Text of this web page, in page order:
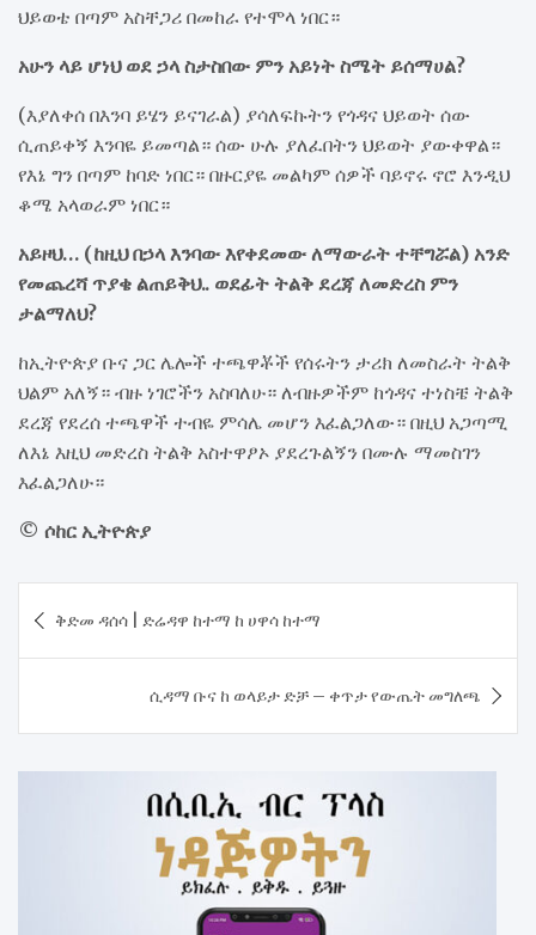
ህይወቴ በጣም አስቸጋሪ በመከራ የተሞላ ነበር።
አሁን ላይ ሆነህ ወደ ኃላ ስታስበው ምን አይነት ስሜት ይሰማሀል?
(እያለቀሰ በእንባ ይሄን ይናገራል) ያሳለፍኩትን የጎዳና ህይወት ሰው
ሲጠይቀኝ እንባዬ ይመጣል። ሰው ሁሉ ያለፈበትን ህይወት ያውቀዋል።
የእኔ ግን በጣም ከባድ ነበር። በዙርያዬ መልካም ሰዎች ባይኖሩ ኖሮ እንዲህ
ቆሜ አላወራም ነበር።
አይዞህ… (ከዚህ በኃላ እንባው እየቀደመው ለማውራት ተቸግሯል) አንድ
የመጨረሻ ጥያቄ ልጠይቅህ.. ወደፊት ትልቅ ደረጃ ለመድረስ ምን
ታልማለህ?
ከኢትዮጵያ ቡና ጋር ሌሎች ተጫዋቾች የሰሩትን ታሪክ ለመስራት ትልቅ
ህልም አለኝ። ብዙ ነገሮችን አስባለሁ። ለብዙዎችም ከጎዳና ተነስቼ ትልቅ
ደረጃ የደረሰ ተጫዋች ተብዬ ምሳሌ መሆን እፈልጋለው። በዚህ አጋጣሚ
ለእኔ እዚህ መድረስ ትልቅ አስተዋፆኦ ያደረጉልኝን በሙሉ ማመስገን
እፈልጋለሁ።
© ሶከር ኢትዮጵያ
navigation
ቅድመ ዳሰሳ | ድሬዳዋ ከተማ ከ ሀዋሳ ከተማ
ሲዳማ ቡና ከ ወላይታ ድቻ – ቀጥታ የውጤት መግለጫ